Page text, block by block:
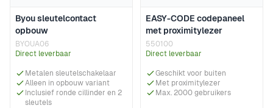
Byou sleutelcontact
opbouw
BYOUA06
Direct leverbaar
Metalen sleutelschakelaar
Alleen in opbouw variant
Inclusief ronde cillinder en 2
sleutels
EASY-CODE codepaneel
met proximitylezer
550100
Direct leverbaar
Geschikt voor buiten
Met proximitylezer
Max. 2000 gebruikers